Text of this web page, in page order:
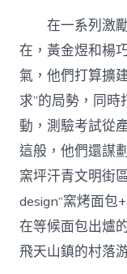
在一系列激
在，黃金煜和楊
氣，他們打算擴
求”的局勢，同時
動，測驗考試從
這般，他們還謀
窯坪汗青文明街
design“窯烤面包
在等候面包出爐
飛天山鎮的村落